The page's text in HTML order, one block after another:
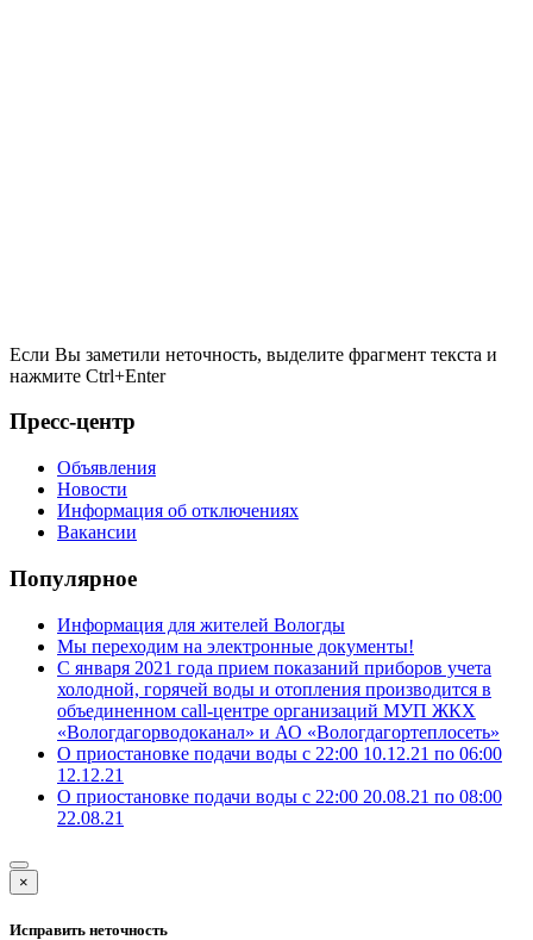
Если Вы заметили неточность, выделите фрагмент текста и
нажмите Ctrl+Enter
Пресс-центр
Объявления
Новости
Информация об отключениях
Вакансии
Популярное
Информация для жителей Вологды
Мы переходим на электронные документы!
С января 2021 года прием показаний приборов учета
холодной, горячей воды и отопления производится в
объединенном call-центре организаций МУП ЖКХ
«Вологдагорводоканал» и АО «Вологдагортеплосеть»
О приостановке подачи воды с 22:00 10.12.21 по 06:00
12.12.21
О приостановке подачи воды с 22:00 20.08.21 по 08:00
22.08.21
×
Исправить неточность